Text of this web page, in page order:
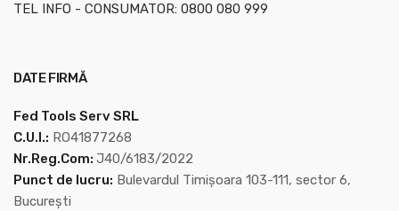
TEL INFO - CONSUMATOR: 0800 080 999
DATE FIRMĂ
Fed Tools Serv SRL
C.U.I.: RO41877268
Nr.Reg.Com: J40/6183/2022
Punct de lucru: Bulevardul Timișoara 103-111, sector 6,
București